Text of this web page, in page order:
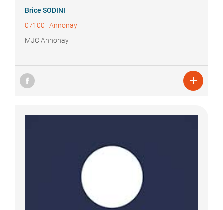
Brice SODINI
07100 | Annonay
MJC Annonay
